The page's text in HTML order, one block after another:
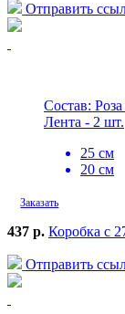
Отправить
Состав:
Лента - 2 шт.
25 см
20 см
Заказать
437 р. Коробка с
Отправить